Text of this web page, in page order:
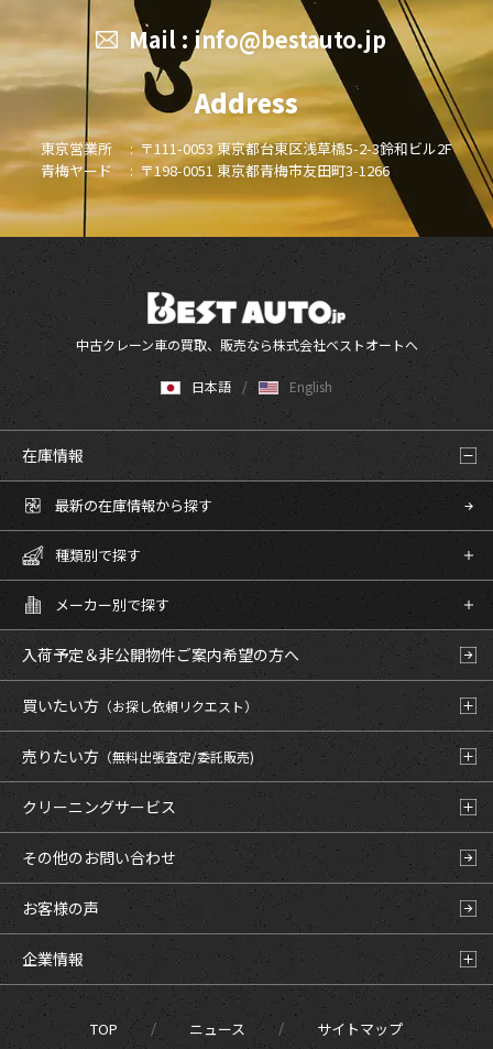
Mail : info@bestauto.jp
Address
東京営業所 : 〒111-0053 東京都台東区浅草橋5-2-3鈴和ビル2F
青梅ヤード : 〒198-0051 東京都青梅市友田町3-1266
中古クレーン車の買取、販売なら株式会社ベストオートへ
日本語 English
在庫情報
最新の在庫情報から探す
種類別で探す
メーカー別で探す
入荷予定＆非公開物件ご案内希望の方へ
買いたい方 （お探し依頼リクエスト）
売りたい方（無料出張査定/委託販売)
クリーニングサービス
その他のお問い合わせ
お客様の声
企業情報
TOP ニュース サイトマップ